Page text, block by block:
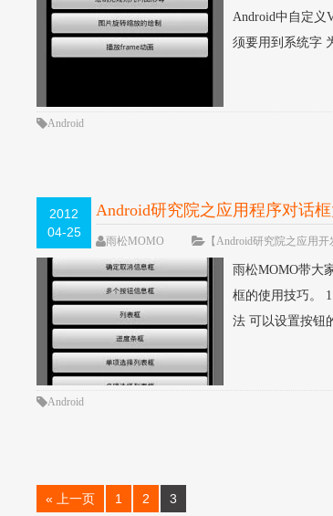
Android中自定义
须要用到系统字
Android
2012
04-25
Android研究院之应用程序对话框
雨松MOMO 【Android研究院之应用开
雨松MOMO带大
框的使用技巧。
法 可以设置按钮
Android
« 上一页 1 2 3